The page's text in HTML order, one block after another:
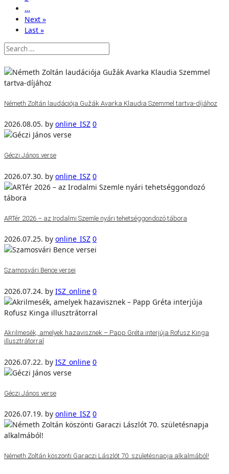
…
Next »
Last »
Németh Zoltán laudációja Gužák Avarka Klaudia Szemmel tartva-díjához
2026.08.05. by online_ISZ 0
Géczi János verse
2026.07.30. by online_ISZ 0
ARTér 2026 – az Irodalmi Szemle nyári tehetséggondozó tábora
2026.07.25. by online_ISZ 0
Szamosvári Bence versei
2026.07.24. by ISZ_online 0
Akrilmesék, amelyek hazavisznek – Papp Gréta interjúja Rofusz Kinga
illusztrátorral
2026.07.22. by ISZ_online 0
Géczi János verse
2026.07.19. by online_ISZ 0
Németh Zoltán köszönti Garaczi Lászlót 70. születésnapja alkalmából!